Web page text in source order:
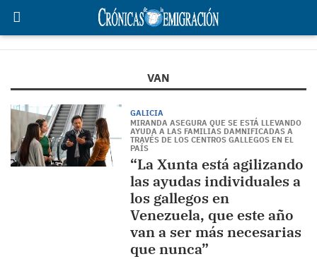
VAN
GALICIA
MIRANDA ASEGURA QUE SE ESTÁ LLEVANDO
AYUDA A LAS FAMILIAS DAMNIFICADAS A
TRAVÉS DE LOS CENTROS GALLEGOS EN EL
PAÍS
“La Xunta está agilizando
las ayudas individuales a
los gallegos en
Venezuela, que este año
van a ser más necesarias
que nunca”